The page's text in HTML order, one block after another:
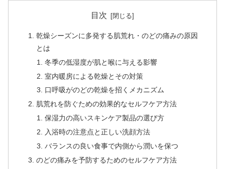
目次
乾燥シーズンに多発する肌荒れ・のどの痛みの原因
とは
冬季の低湿度が肌と喉に与える影響
室内暖房による乾燥とその対策
口呼吸がのどの乾燥を招くメカニズム
肌荒れを防ぐための効果的なセルフケア方法
保湿力の高いスキンケア製品の選び方
入浴時の注意点と正しい洗顔方法
バランスの良い食事で内側から潤いを保つ
のどの痛みを予防するためのセルフケア方法